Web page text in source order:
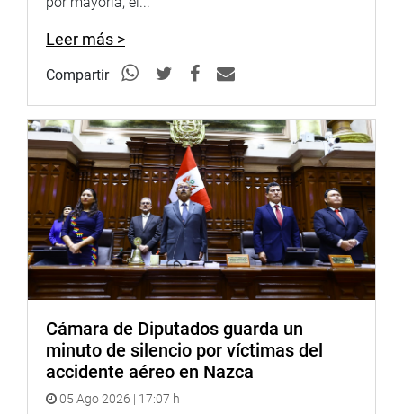
Leer más >
Compartir
Cámara de Diputados guarda un
minuto de silencio por víctimas del
accidente aéreo en Nazca
05 Ago 2026 | 17:07 h